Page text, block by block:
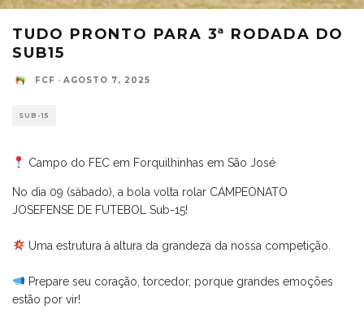
TUDO PRONTO PARA 3ª RODADA DO
SUB15
FCF · AGOSTO 7, 2025
SUB-15
Campo do FEC em Forquilhinhas em São José
No dia 09 (sàbado), a bola volta rolar CAMPEONATO
JOSEFENSE DE FUTEBOL Sub-15!
Uma estrutura à altura da grandeza da nossa competição.
Prepare seu coração, torcedor, porque grandes emoções
estão por vir!